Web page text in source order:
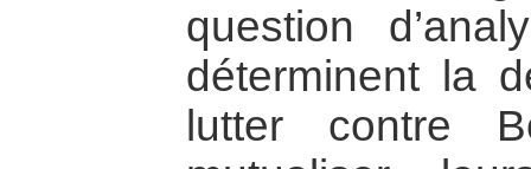
question
déterminent la
lutter contre